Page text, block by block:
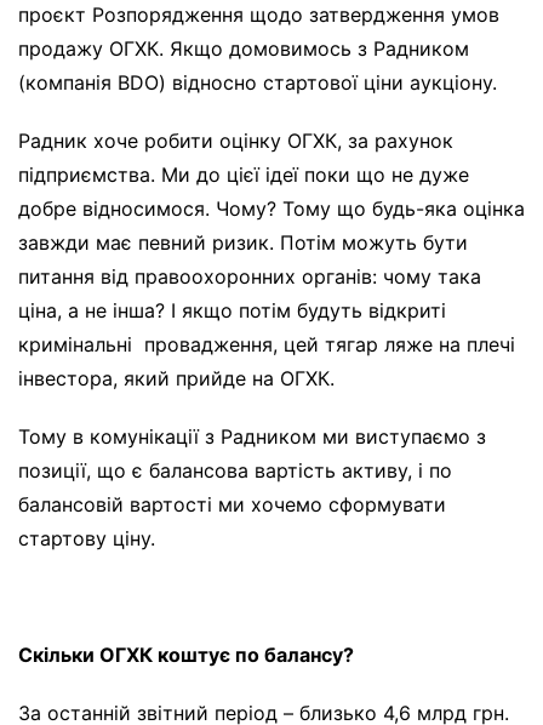
проєкт Розпорядження щодо затвердження умов
продажу ОГХК. Якщо домовимось з Радником
(компанія BDO) відносно стартової ціни аукціону.
Радник хоче робити оцінку ОГХК, за рахунок
підприємства. Ми до цієї ідеї поки що не дуже
добре відносимося. Чому? Тому що будь-яка оцінка
завжди має певний ризик. Потім можуть бути
питання від правоохоронних органів: чому така
ціна, а не інша? І якщо потім будуть відкриті
кримінальні провадження, цей тягар ляже на плечі
інвестора, який прийде на ОГХК.
Тому в комунікації з Радником ми виступаємо з
позиції, що є балансова вартість активу, і по
балансовій вартості ми хочемо сформувати
стартову ціну.
Скільки ОГХК коштує по балансу?
За останній звітний період – близько 4,6 млрд грн.